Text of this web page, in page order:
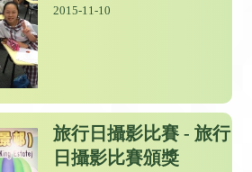
2015-11-10
旅行日攝影比賽 - 旅行
日攝影比賽頒獎